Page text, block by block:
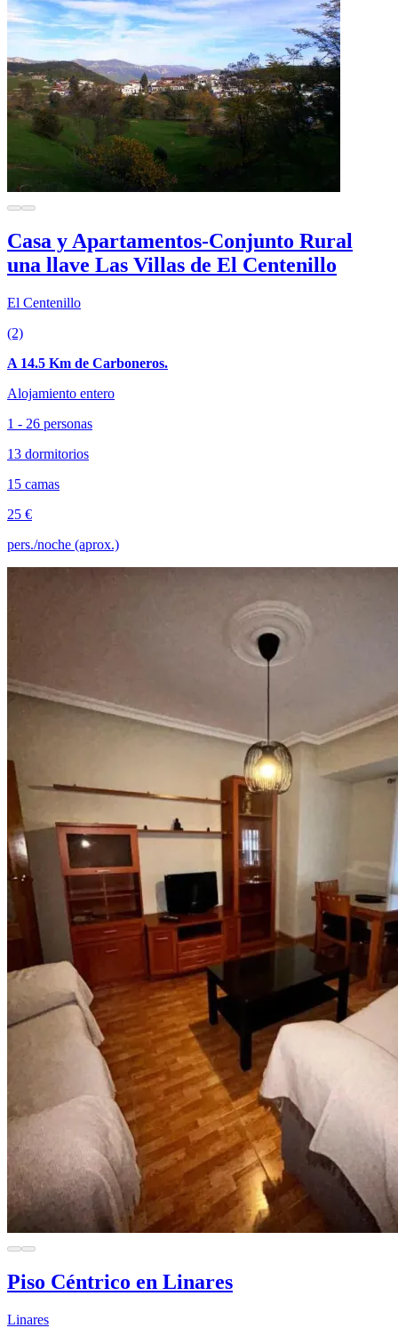
Casa y Apartamentos-Conjunto Rural
una llave Las Villas de El Centenillo
El Centenillo
(2)
A 14.5 Km de Carboneros.
Alojamiento entero
1 - 26 personas
13 dormitorios
15 camas
25 €
pers./noche (aprox.)
Piso Céntrico en Linares
Linares